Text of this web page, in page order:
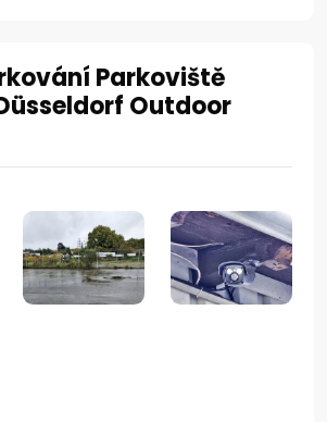
Parkoviště
Outdoor